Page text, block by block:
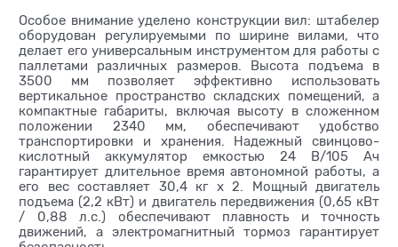
Особое внимание уделено конструкции вил: штабелер
оборудован регулируемыми по ширине вилами, что
делает его универсальным инструментом для работы с
паллетами различных размеров. Высота подъема в
3500 мм позволяет эффективно использовать
вертикальное пространство складских помещений, а
компактные габариты, включая высоту в сложенном
положении 2340 мм, обеспечивают удобство
транспортировки и хранения. Надежный свинцово-
кислотный аккумулятор емкостью 24 В/105 Ач
гарантирует длительное время автономной работы, а
его вес составляет 30,4 кг х 2. Мощный двигатель
подъема (2,2 кВт) и двигатель передвижения (0,65 кВт
/ 0,88 л.с.) обеспечивают плавность и точность
движений, а электромагнитный тормоз гарантирует